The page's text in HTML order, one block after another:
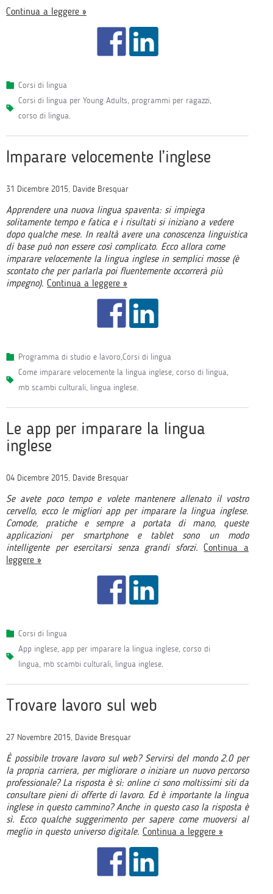
Continua a leggere »
Corsi di lingua
corsi di lingua per Young Adults, programmi per ragazzi,
corso di lingua.
Imparare velocemente l’inglese
31 Dicembre 2015, Davide Bresquar
Apprendere una nuova lingua spaventa: si impiega
solitamente tempo e fatica e i risultati si iniziano a vedere
dopo qualche mese. In realtà avere una conoscenza linguistica
di base può non essere così complicato. Ecco allora come
imparare velocemente la lingua inglese in semplici mosse (è
scontato che per parlarla poi fluentemente occorrerà più
impegno). Continua a leggere »
Programma di studio e lavoro,Corsi di lingua
come imparare velocemente la lingua inglese, corso di lingua,
mb scambi culturali, lingua inglese.
Le app per imparare la lingua
inglese
04 Dicembre 2015, Davide Bresquar
Se avete poco tempo e volete mantenere allenato il vostro
cervello, ecco le migliori app per imparare la lingua inglese.
Comode, pratiche e sempre a portata di mano, queste
applicazioni per smartphone e tablet sono un modo
intelligente per esercitarsi senza grandi sforzi. Continua a
leggere »
Corsi di lingua
app inglese, app per imparare la lingua inglese, corso di
lingua, mb scambi culturali, lingua inglese.
Trovare lavoro sul web
27 Novembre 2015, Davide Bresquar
È possibile trovare lavoro sul web? Servirsi del mondo 2.0 per
la propria carriera, per migliorare o iniziare un nuovo percorso
professionale? La risposta è sì: online ci sono moltissimi siti da
consultare pieni di offerte di lavoro. Ed è importante la lingua
inglese in questo cammino? Anche in questo caso la risposta è
sì. Ecco qualche suggerimento per sapere come muoversi al
meglio in questo universo digitale. Continua a leggere »